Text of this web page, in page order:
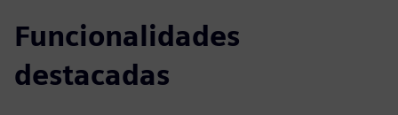
Funcionalidades
destacadas